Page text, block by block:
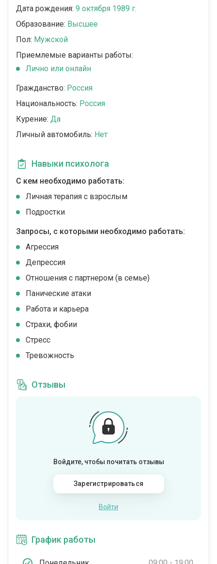
Дата рождения: 9 октября 1989 г.
Образование: Высшее
Пол: Мужской
Приемлемые варианты работы:
Лично или онлайн
Гражданство: Россия
Национальность: Россия
Курение: Да
Личный автомобиль: Нет
Навыки психолога
С кем необходимо работать:
Личная терапия с взрослым
Подростки
Запросы, с которыми необходимо работать:
Агрессия
Депрессия
Отношения с партнером (в семье)
Панические атаки
Работа и карьера
Страхи, фобии
Стресс
Тревожность
Отзывы
Войдите, чтобы почитать отзывы
Зарегистрироваться
Войти
График работы